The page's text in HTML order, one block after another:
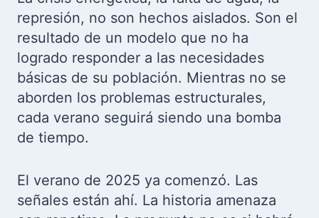
represión, no son hechos aislados. Son el
resultado de un modelo que no ha
logrado responder a las necesidades
básicas de su población. Mientras no se
aborden los problemas estructurales,
cada verano seguirá siendo una bomba
de tiempo.
El verano de 2025 ya comenzó. Las
señales están ahí. La historia amenaza